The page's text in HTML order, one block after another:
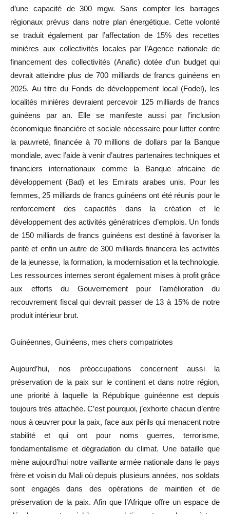
d’une capacité de 300 mgw. Sans compter les barrages
régionaux prévus dans notre plan énergétique. Cette volonté
se traduit également par l’affectation de 15% des recettes
minières aux collectivités locales par l’Agence nationale de
financement des collectivités (Anafic) dotée d’un budget qui
devrait atteindre plus de 700 milliards de francs guinéens en
2025. Au titre du Fonds de développement local (Fodel), les
localités minières devraient percevoir 125 milliards de francs
guinéens par an. Elle se manifeste aussi par l’inclusion
économique financière et sociale nécessaire pour lutter contre
la pauvreté, financée à 70 millions de dollars par la Banque
mondiale, avec l’aide à venir d’autres partenaires techniques et
financiers internationaux comme la Banque africaine de
développement (Bad) et les Emirats arabes unis. Pour les
femmes, 25 milliards de francs guinéens ont été réunis pour le
renforcement des capacités dans la création et le
développement des activités génératrices d’emplois. Un fonds
de 150 milliards de francs guinéens est destiné à favoriser la
parité et enfin un autre de 300 milliards financera les activités
de la jeunesse, la formation, la modernisation et la technologie.
Les ressources internes seront également mises à profit grâce
aux efforts du Gouvernement pour l’amélioration du
recouvrement fiscal qui devrait passer de 13 à 15% de notre
produit intérieur brut.
Guinéennes, Guinéens, mes chers compatriotes
Aujourd’hui, nos préoccupations concernent aussi la
préservation de la paix sur le continent et dans notre région,
une priorité à laquelle la République guinéenne est depuis
toujours très attachée. C’est pourquoi, j’exhorte chacun d’entre
nous à œuvrer pour la paix, face aux périls qui menacent notre
stabilité et qui ont pour noms guerres, terrorisme,
fondamentalisme et dégradation du climat. Une bataille que
mène aujourd’hui notre vaillante armée nationale dans le pays
frère et voisin du Mali où depuis plusieurs années, nos soldats
sont engagés dans des opérations de maintien et de
préservation de la paix. Afin que l’Afrique offre un espace de